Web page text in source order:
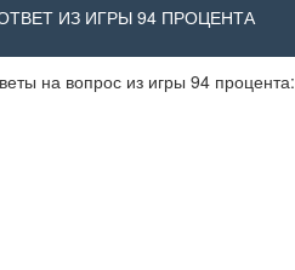
ИЗ ИГРЫ 94 ПРОЦЕНТА
на вопрос из игры 94 процента: